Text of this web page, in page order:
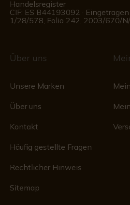
Handelsregister
CIF: ES B44193092 ·
1/28/578, Folio 242, 2003/670/
Über uns
Unsere Marken
Über uns
Kontakt
Häufig gestellte Fragen
Rechtlicher Hinweis
Sitemap